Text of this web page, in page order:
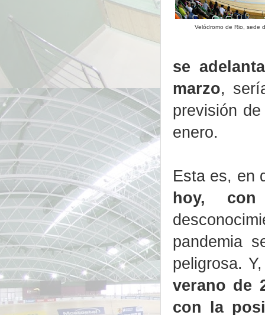
Velódromo de Rio, sede
se
marzo,
previsión
enero.
Esta es, en
hoy, con
pandemia
peligrosa.
verano de
con la